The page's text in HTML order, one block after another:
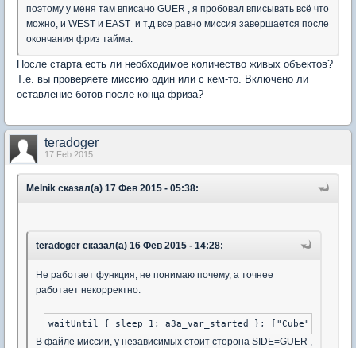
поэтому у меня там вписано GUER , я пробовал вписывать всё что
можно, и WEST и EAST и т.д все равно миссия завершается после
окончания фриз тайма.
После старта есть ли необходимое количество живых объектов?
Т.е. вы проверяете миссию один или с кем-то. Включено ли
оставление ботов после конца фриза?
teradoger
17 Feb 2015
Melnik сказал(а) 17 Фев 2015 - 05:38:
teradoger сказал(а) 16 Фев 2015 - 14:28:
Не работает функция, не понимаю почему, а точнее
работает некорректно.
В файле миссии, у независимых стоит сторона SIDE=GUER ,